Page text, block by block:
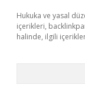
Hukuka ve yasal
içerikleri,
halinde, ilgili